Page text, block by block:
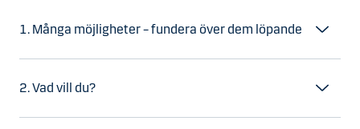
1. Många möjligheter – fundera över dem löpande
2. Vad vill du?